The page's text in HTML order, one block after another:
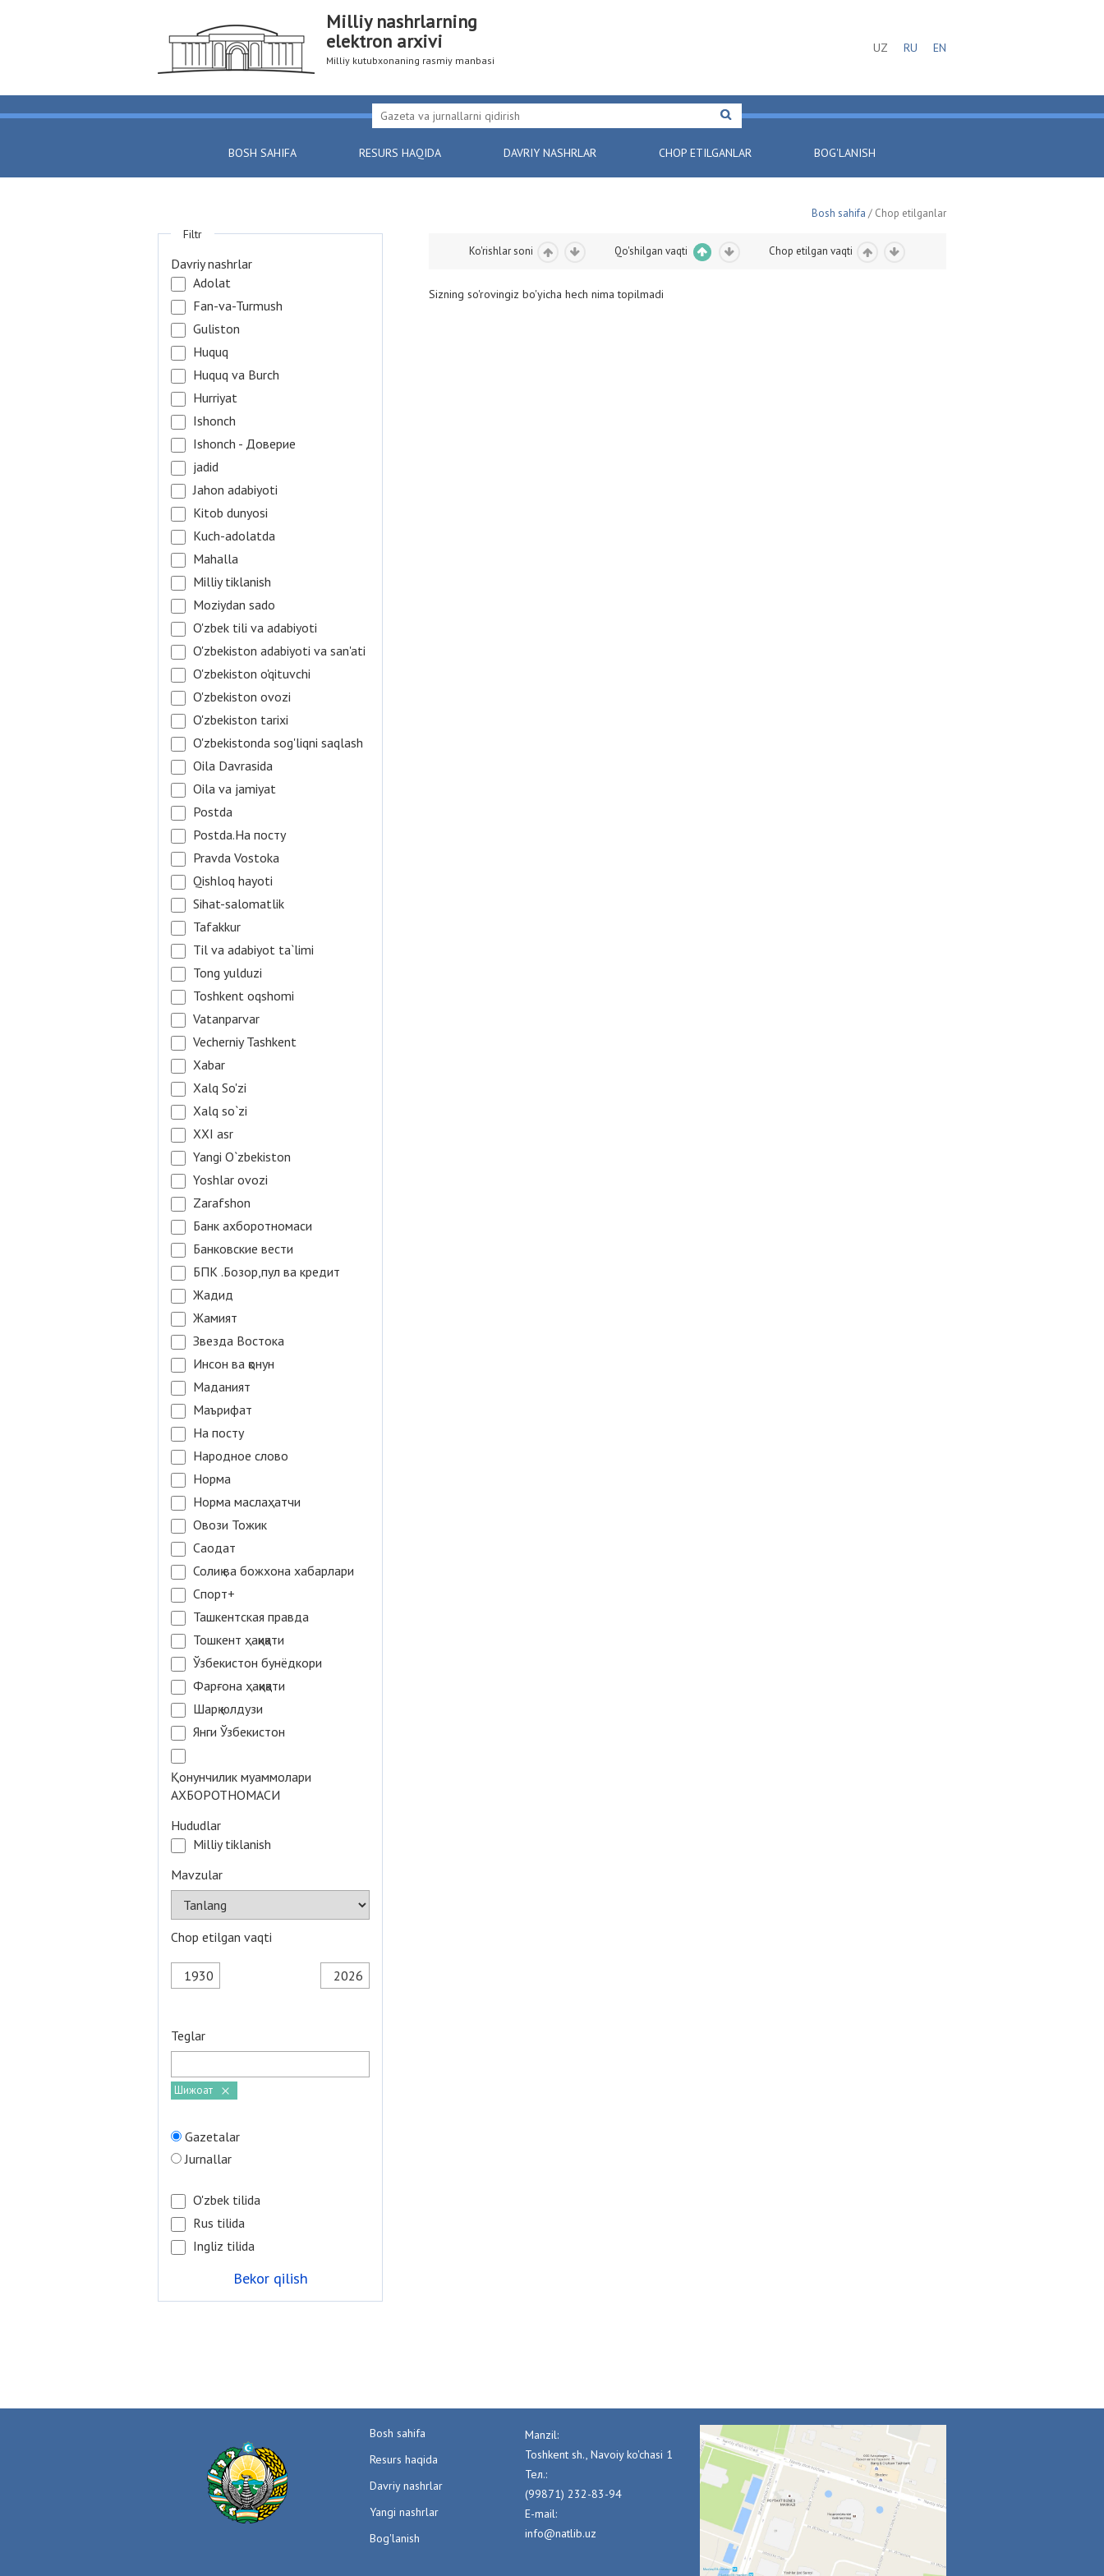
Milliy nashrlarning
elektron arxivi
Milliy kutubxonaning rasmiy manbasi
UZ RU EN
BOSH SAHIFA RESURS HAQIDA DAVRIY NASHRLAR CHOP ETILGANLAR BOG'LANISH
Bosh sahifa / Chop etilganlar
Ko'rishlar soni Qo'shilgan vaqti Chop etilgan vaqti
Sizning so'rovingiz bo'yicha hech nima topilmadi
Filtr
Davriy nashrlar
Adolat
Fan-va-Turmush
Guliston
Huquq
Huquq va Burch
Hurriyat
Ishonch
Ishonch - Доверие
jadid
Jahon adabiyoti
Kitob dunyosi
Kuch-adolatda
Mahalla
Milliy tiklanish
Moziydan sado
O'zbek tili va adabiyoti
O'zbekiston adabiyoti va san'ati
O'zbekiston o'qituvchi
O'zbekiston ovozi
O'zbekiston tarixi
O'zbekistonda sog'liqni saqlash
Oila Davrasida
Oila va jamiyat
Postda
Postda.На посту
Pravda Vostoka
Qishloq hayoti
Sihat-salomatlik
Tafakkur
Til va adabiyot ta`limi
Tong yulduzi
Toshkent oqshomi
Vatanparvar
Vecherniy Tashkent
Xabar
Xalq So'zi
Xalq so`zi
XXI asr
Yangi O`zbekiston
Yoshlar ovozi
Zarafshon
Банк ахборотномаси
Банковские вести
БПК .Бозор,пул ва кредит
Жадид
Жамият
Звезда Востока
Инсон ва қонун
Маданият
Маърифат
На посту
Народное слово
Норма
Норма маслаҳатчи
Овози Тожик
Саодат
Солиқ ва божхона хабарлари
Спорт+
Ташкентская правда
Тошкент ҳақиқати
Ўзбекистон бунёдкори
Фарғона ҳақиқати
Шарқ юлдузи
Янги Ўзбекистон
Қонунчилик муаммолари
АХБОРОТНОМАСИ
Hududlar
Milliy tiklanish
Mavzular
Chop etilgan vaqti
Teglar
Шижоат
Gazetalar
Jurnallar
O'zbek tilida
Rus tilida
Ingliz tilida
Bekor qilish
Bosh sahifa
Resurs haqida
Davriy nashrlar
Yangi nashrlar
Bog'lanish
Manzil:
Toshkent sh., Navoiy ko'chasi 1
Тел.:
(99871) 232-83-94
E-mail:
info@natlib.uz